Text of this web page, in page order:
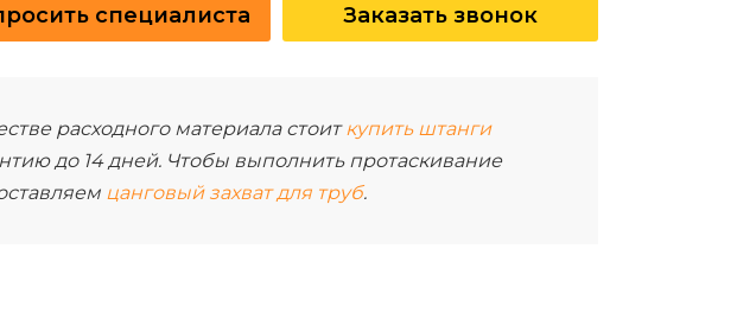
специалиста Заказать звонок
расходного материала стоиткупить штанги
до 14 дней. Чтобы выполнить протаскивание
цанговый захват для труб.